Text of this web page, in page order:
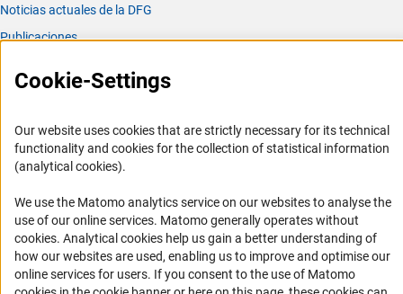
Noticias actuales de la DFG
Publicaciones
Oficina para América Latina
Misión y actividades
Organizaciones asociadas
Contacto
Fomento
1. Cooperación con investigadores alemanes
Cookie-Settings
Our website uses cookies that are strictly necessary for its technical
functionality and cookies for the collection of statistical information
(analytical cookies).
We use the Matomo analytics service on our websites to analyse the
use of our online services. Matomo generally operates without
cookies(Anc
. Analytical cookies help us gain a better understanding of
how our websites are used, enabling us to improve and optimise our
online services for users. If you consent to the use of Matomo